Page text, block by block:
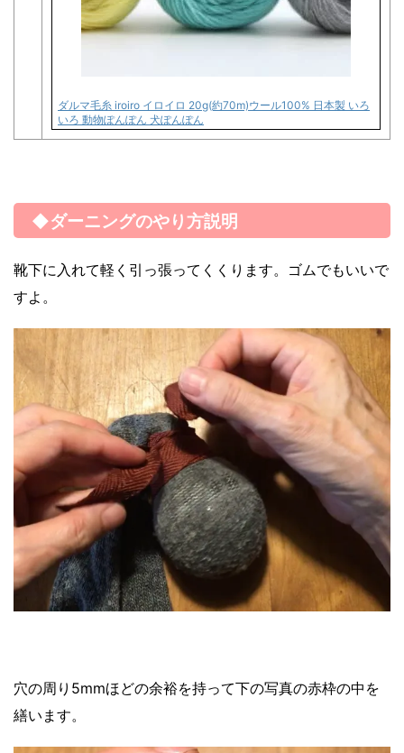
ダルマ毛糸 iroiro イロイロ 20g(約70m)ウール100% 日本製 いろ
いろ 動物ぽんぽん 犬ぽんぽん
◆ダーニングのやり方説明
靴下に入れて軽く引っ張ってくくります。ゴムでもいいで
すよ。
穴の周り5mmほどの余裕を持って下の写真の赤枠の中を
繕います。